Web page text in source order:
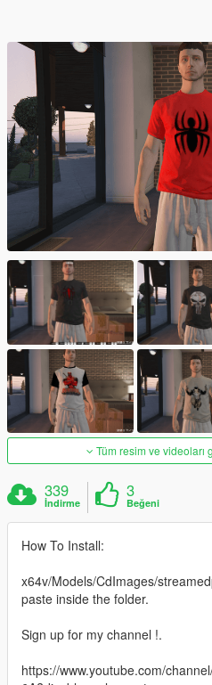
Tüm resim ve videoları
339
İndirme
3
Beğeni
How To Install:
x64v/Models/CdImages/
paste inside the folder.
Sign up for my channel !.
https://www.youtube.com/